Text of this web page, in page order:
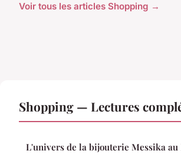
Voir tous les articles Shopping →
Shopping — Lectures
L'univers de la bijouterie Messika au